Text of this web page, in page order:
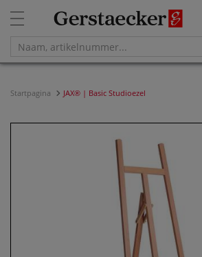
Startpagina JAX® | Basic Studioezel